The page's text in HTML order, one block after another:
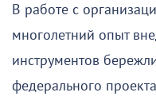
В работе с
многолетний опыт
инструментов
федерального